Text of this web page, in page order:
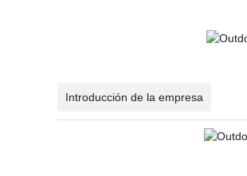
Introducción de la empresa